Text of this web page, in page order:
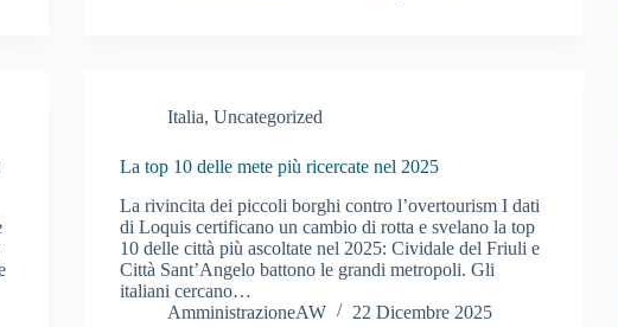
Italia,Uncategorized
La top 10 delle mete più ricercate nel 2025
La rivincita dei piccoli borghi contro l’overtourism I dati
di Loquis certificano un cambio di rotta e svelano la top
10 delle città più ascoltate nel 2025: Cividale del Friuli e
Città Sant’Angelo battono le grandi metropoli. Gli
italiani cercano…
AmministrazioneAW
22 Dicembre 2025